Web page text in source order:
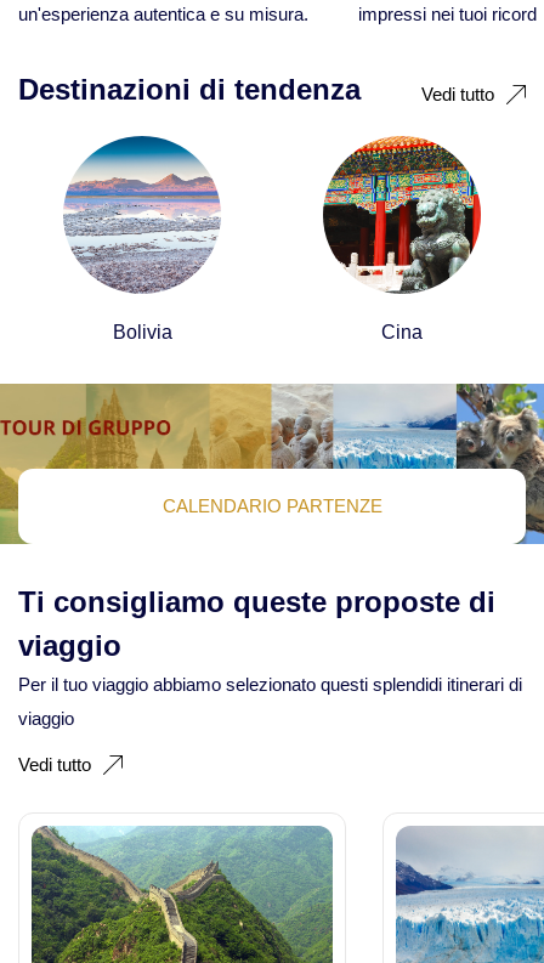
Viaggi in Namibia
Viaggi in Sudafrica
Viaggi in Tanzania
Viaggi in Corea del Sud
Viaggi in Filippine
Viaggi in Kazakistan
Viaggi in Kirghizistan
Viaggi in Maldive
Viaggi in Mongolia
Viaggi in Nepal Tibet Bhutan
Bolivia
Botswana
Brasile
Cambogia
Cina
Corea del Sud
Costa Rica
Ecuador Galapagos
Egitto
Viaggi safari
Viaggi avventura nuove tendenze
un'esperienza autentica e su misura.
impressi nei tuoi ricordi.
Destinazioni di tendenza Vedi tutto
Bolivia Cina
CALENDARIO PARTENZE
Ti consigliamo queste proposte di
viaggio
Per il tuo viaggio abbiamo selezionato questi splendidi itinerari di
viaggio
Vedi tutto